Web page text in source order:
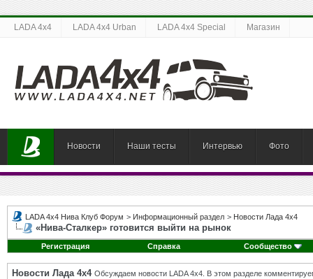
LADA 4x4 LADA 4x4 Urban LADA 4x4 Special Магазин
Новости Наши тесты Интервью Фото
LADA 4x4 Нива Клуб Форум > Информационный раздел > Новости Лада 4х4
«Нива-Сталкер» готовится выйти на рынок
Регистрация Справка Сообщество
Новости Лада 4х4 Обсуждаем новости LADA 4x4. В этом разделе